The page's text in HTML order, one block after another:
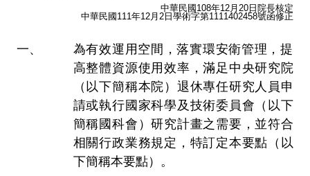
中華民國108年12月20日院長核定
中華民國111年12月2日學術字第1111402458號函修正
為有效運用空間，落實環安衛管理，提
高整體資源使用效率，滿足中央研究院
（以下簡稱本院）退休專任研究人員申
請或執行國家科學及技術委員會（以下
簡稱國科會）研究計畫之需要，並符合
相關行政業務規定，特訂定本要點（以
下簡稱本要點）。